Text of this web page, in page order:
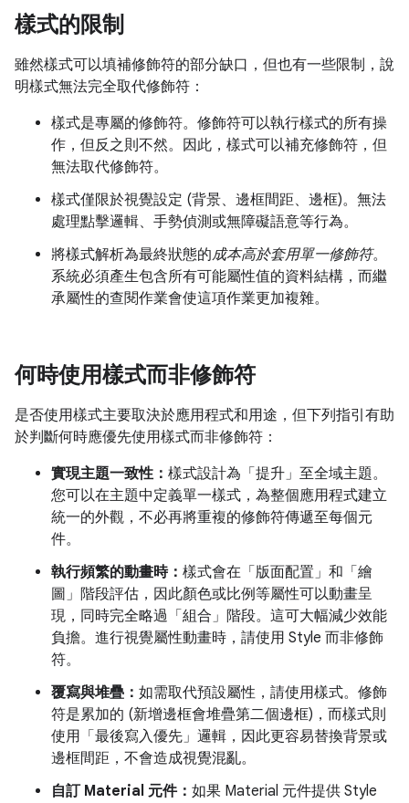
樣式的限制
雖然樣式可以填補修飾符的部分缺口，但也有一些限制，說
明樣式無法完全取代修飾符：
樣式是專屬的修飾符。修飾符可以執行樣式的所有操
作，但反之則不然。因此，樣式可以補充修飾符，但
無法取代修飾符。
樣式僅限於視覺設定 (背景、邊框間距、邊框)。無法
處理點擊邏輯、手勢偵測或無障礙語意等行為。
將樣式解析為最終狀態的成本高於套用單一修飾符。
系統必須產生包含所有可能屬性值的資料結構，而繼
承屬性的查閱作業會使這項作業更加複雜。
何時使用樣式而非修飾符
是否使用樣式主要取決於應用程式和用途，但下列指引有助
於判斷何時應優先使用樣式而非修飾符：
實現主題一致性： 樣式設計為「提升」至全域主題。
您可以在主題中定義單一樣式，為整個應用程式建立
統一的外觀，不必再將重複的修飾符傳遞至每個元
件。
執行頻繁的動畫時： 樣式會在「版面配置」和「繪
圖」階段評估，因此顏色或比例等屬性可以動畫呈
現，同時完全略過「組合」階段。這可大幅減少效能
負擔。進行視覺屬性動畫時，請使用 Style 而非修飾
符。
覆寫與堆疊： 如需取代預設屬性，請使用樣式。修飾
符是累加的 (新增邊框會堆疊第二個邊框)，而樣式則
使用「最後寫入優先」邏輯，因此更容易替換背景或
邊框間距，不會造成視覺混亂。
自訂 Material 元件： 如果 Material 元件提供 Style